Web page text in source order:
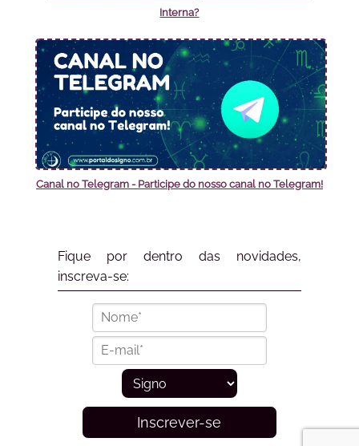
Interna?
Canal no Telegram - Participe do nosso canal no Telegram!
Fique por dentro das novidades,
inscreva-se:
Inscrever-se